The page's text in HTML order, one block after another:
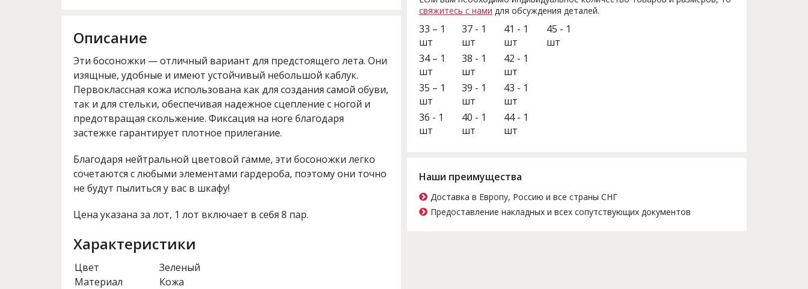
Описание
Эти босоножки — отличный вариант для предстоящего лета. Они
изящные, удобные и имеют устойчивый небольшой каблук.
Первоклассная кожа использована как для создания самой обуви,
так и для стельки, обеспечивая надежное сцепление с ногой и
предотвращая скольжение. Фиксация на ноге благодаря
застежке гарантирует плотное прилегание.
Благодаря нейтральной цветовой гамме, эти босоножки легко
сочетаются с любыми элементами гардероба, поэтому они точно
не будут пылиться у вас в шкафу!
Цена указана за лот, 1 лот включает в себя 8 пар.
Характеристики
Цвет
Зеленый
Материал
Кожа
свяжитесь с нами для обсуждения деталей.
33 – 1
шт
34 – 1
шт
35 – 1
шт
36 - 1
шт
37 - 1
шт
38 - 1
шт
39 - 1
шт
40 - 1
шт
41 - 1
шт
42 - 1
шт
43 - 1
шт
44 - 1
шт
45 - 1
шт
Наши преимущества
Доставка в Европу, Россию и все страны СНГ
Предоставление накладных и всех сопутствующих документов